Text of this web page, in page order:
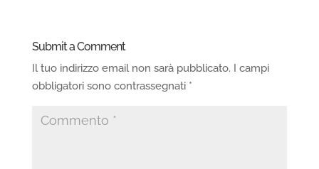
Submit a Comment
Il tuo indirizzo email non sarà pubblicato. I campi
obbligatori sono contrassegnati *